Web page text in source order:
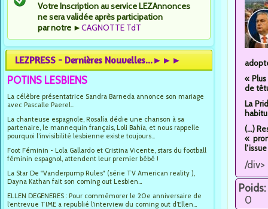
Votre Inscription au service LEZAnnonces
ne sera validée après participation
par notre ►CAGNOTTE TdT
LEZPRESS - Dernières Nouvelles...►►►
POTINS LESBIENS
La célèbre présentatrice Sandra Barneda annonce son mariage
avec Pascalle Paerel...
La chanteuse espagnole, Rosalía dédie une chanson à sa
partenaire, le mannequin français, Loli Bahía, et nous rappelle
pourquoi l’invisibilité lesbienne existe toujours...
Foot Féminin - Lola Gallardo et Cristina Vicente, stars du football
féminin espagnol, attendent leur premier bébé !
La Star De "Vanderpump Rules" (série TV American reality ),
Dayna Kathan fait son coming out Lesbien...
ELLEN DEGENERES : Pour commémorer le 20e anniversaire de
l’entrevue TIME a republié l’interview du coming out d’Ellen...
«
de
La
(...)
«
/div>
Poids:
0